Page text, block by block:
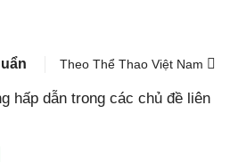
Theo Thể Thao Việt Nam
hấp dẫn trong các chủ đề liên